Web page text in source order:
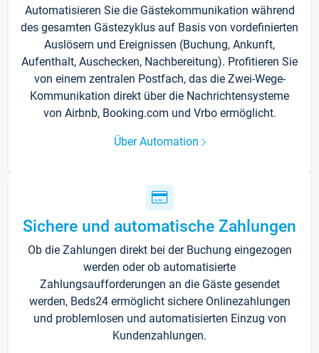
Automatisieren Sie die Gästekommunikation während
des gesamten Gästezyklus auf Basis von vordefinierten
Auslösern und Ereignissen (Buchung, Ankunft,
Aufenthalt, Auschecken, Nachbereitung). Profitieren Sie
von einem zentralen Postfach, das die Zwei-Wege-
Kommunikation direkt über die Nachrichtensysteme
von Airbnb, Booking.com und Vrbo ermöglicht.
Über Automation
Sichere und automatische Zahlungen
Ob die Zahlungen direkt bei der Buchung eingezogen
werden oder ob automatisierte
Zahlungsaufforderungen an die Gäste gesendet
werden, Beds24 ermöglicht sichere Onlinezahlungen
und problemlosen und automatisierten Einzug von
Kundenzahlungen.